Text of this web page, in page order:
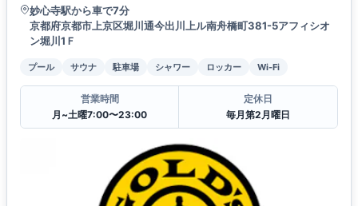
妙心寺駅から車で7分
京都府京都市上京区堀川通今出川上ル南舟橋町381-5アフィシオ
ン堀川1Ｆ
プール サウナ 駐車場 シャワー ロッカー Wi-Fi
営業時間
月~土曜7:00〜23:00
定休日
毎月第2月曜日